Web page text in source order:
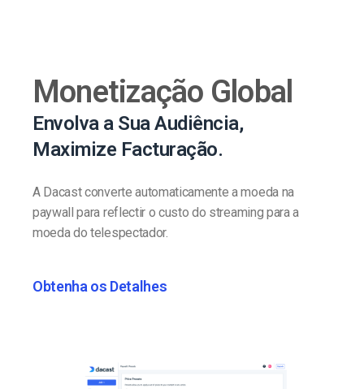
Monetização Global
Envolva a Sua Audiência,
Maximize Facturação.
A Dacast converte automaticamente a moeda na
paywall para reflectir o custo do streaming para a
moeda do telespectador.
Obtenha os Detalhes